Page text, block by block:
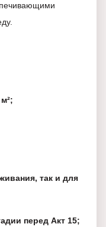
так и для
перед Акт 15;